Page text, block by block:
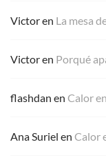
Victoren La mesa
Victoren Porqué
flashdan en Calor
Ana Suriel en Calor